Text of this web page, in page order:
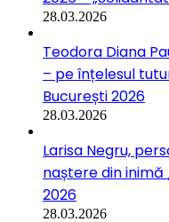
28.03.2026
Teodora Diana
– pe înțelesul
București 2026
28.03.2026
Larisa Negru,
naștere din
2026
28.03.2026